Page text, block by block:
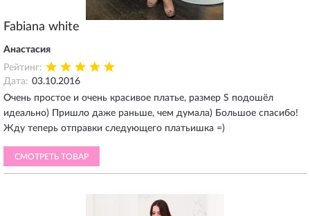
Fabiana white
Анастасия
Рейтинг:
Дата: 03.10.2016
Очень простое и очень красивое платье, размер S подошёл
идеально) Пришло даже раньше, чем думала) Большое спасибо!
Жду теперь отправки следующего платьишка =)
СМОТРЕТЬ ТОВАР